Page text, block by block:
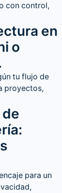
con control,
en
o
tu flujo de
proyectos,
para un